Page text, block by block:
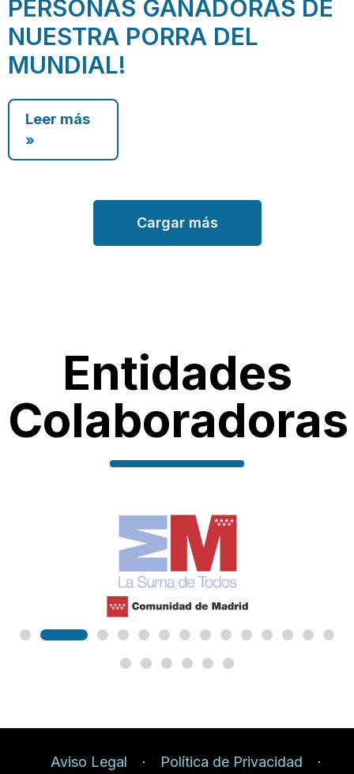
PERSONAS GANADORAS DE
NUESTRA PORRA DEL
MUNDIAL!
Leer más
»
Cargar más
Entidades
Colaboradoras
Aviso Legal Política de Privacidad